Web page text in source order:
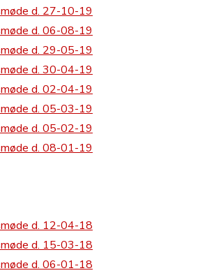
d. 27-10-19
d. 06-08-19
d. 29-05-19
d. 30-04-19
d. 02-04-19
d. 05-03-19
d. 05-02-19
d. 08-01-19
d. 12-04-18
d. 15-03-18
d. 06-01-18